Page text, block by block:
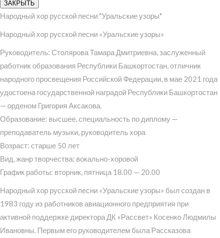
ЗАКРЫТЬ
Народный хор русской песни "Уральские узоры"
Народный хор русской песни «Уральские узоры»
Руководитель: Столярова Тамара Дмитриевна, заслуженный
работник образования Республики Башкортостан, отличник
народного просвещения Российской Федерации, в мае 2021 года
удостоена государственной наградой Республики Башкортостан
— орденом Григория Аксакова.
Образование: высшее, специальность по диплому —
преподаватель музыки, руководитель хора
Возраст: старше 50 лет
Вид, жанр творчества: вокально-хоровой
График работы: вторник, пятница 18.00 — 20.00
Народный хор русской песни «Уральские узоры» был создан в
1983 году из работников авиационного предприятия при
активной поддержке директора ДК «Рассвет» Косенко Людмилы
Ивановны. Первым его руководителем была Рассказова